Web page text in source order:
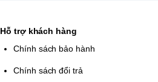
Hỗ trợ khách hàng
Chính sách bảo hành
Chính sách đổi trả